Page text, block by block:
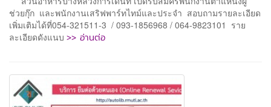
ช่วยกุ๊ก และพนักงานเสริฟพาร์ทไทม์และประจำ สอบถามรายละเอียด
เพิ่มเติมได้ที่054-321511-3 / 093-1856968 / 064-9823101 ราย
ละเอียดดังแนบ >> อ่านต่อ